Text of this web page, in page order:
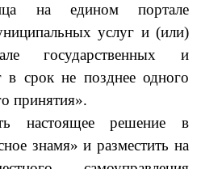
на едином портале
услуг и (или)
государственных и
в срок не позднее одного
принятия».
настоящее решение в
знамя» и разместить на